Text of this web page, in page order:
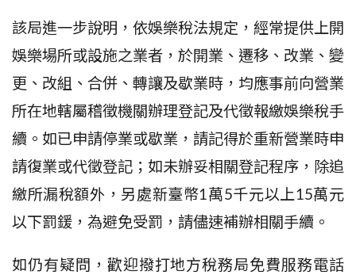
該局進一步說明，依娛樂稅法規定，經常提供上開
娛樂場所或設施之業者，於開業、遷移、改業、變
更、改組、合併、轉讓及歇業時，均應事前向營業
所在地轄屬稽徵機關辦理登記及代徵報繳娛樂稅手
續 。如已申請停業或歇業，請記得於重新營業時申
請復業或代徵登記 ； 如未辦妥相關登記程序，除追
繳所漏稅額外，另處新臺幣1萬5千元以上 15萬元
以下罰鍰 ，為避免受罰， 請儘速補辦相關手續 。
如仍有疑問，歡迎撥打地方稅務局免費服務電話